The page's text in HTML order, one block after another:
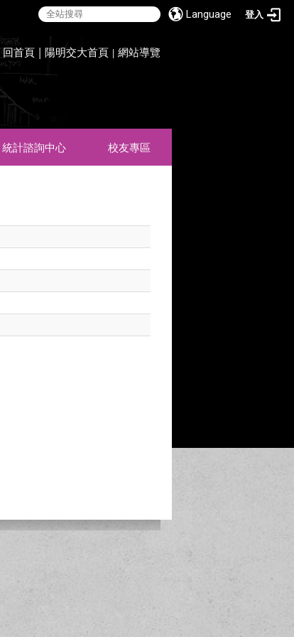
Language 登入
回首頁 | 陽明交大首頁 |網站導覽
統計諮詢中心 校友專區